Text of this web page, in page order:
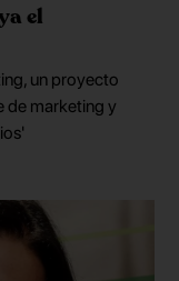
el
un proyecto
de marketing y